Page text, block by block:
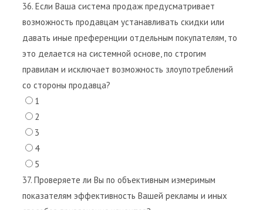
36. Если Ваша система продаж предусматривает
возможность продавцам устанавливать скидки или
давать иные преференции отдельным покупателям, то
это делается на системной основе, по строгим
правилам и исключает возможность злоупотреблений
со стороны продавца?
1
2
3
4
5
37. Проверяете ли Вы по объективным измеримым
показателям эффективность Вашей рекламы и иных